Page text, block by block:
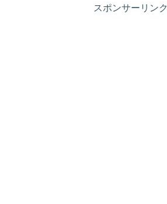
スポンサーリンク